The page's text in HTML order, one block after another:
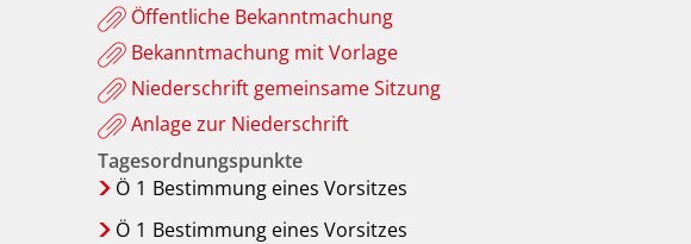
Öffentliche Bekanntmachung
Bekanntmachung mit Vorlage
Niederschrift gemeinsame Sitzung
Anlage zur Niederschrift
Tagesordnungspunkte
Ö 1 Bestimmung eines Vorsitzes
Ö 1 Bestimmung eines Vorsitzes